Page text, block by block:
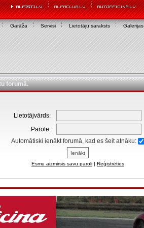
Garāža Servisi Lietotāju saraksts Galerijas
forumā.
Lietotājvārds:
Parole:
Automātiski ienākt forumā, kad es šeit atnāku:
Esmu aizmirsis savu paroli | Reģistrēties